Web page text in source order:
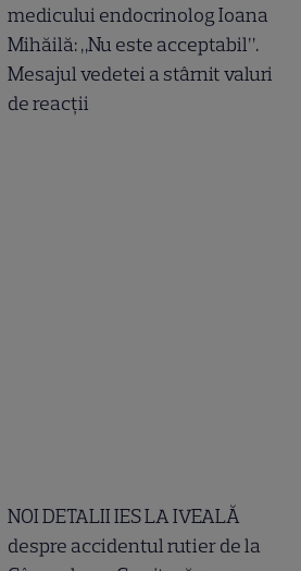
medicului endocrinolog Ioana
Mihăilă: „Nu este acceptabil”.
Mesajul vedetei a stârnit valuri
de reacții
NOI DETALII IES LA IVEALĂ
despre accidentul rutier de la